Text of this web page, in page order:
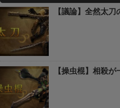
【議論】全然太
【操虫棍】相殺